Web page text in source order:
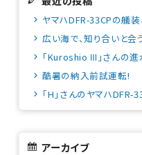
ヤマハDFR-33CPの艤装
広い海で、知り合いと会
「Kuroshio Ⅲ」さんの進
酷暑の納入前試運転!
「H」さんのヤマハDFR-
アーカイブ